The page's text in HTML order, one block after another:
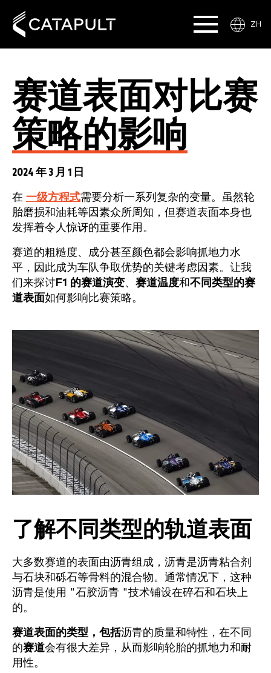
ZH
赛道表面对比赛
策略的影响
2024 年 3 月 1 日
在 一级方程式需要分析一系列复杂的变量。虽然轮
胎磨损和油耗等因素众所周知，但赛道表面本身也
发挥着令人惊讶的重要作用。
赛道的粗糙度、成分甚至颜色都会影响抓地力水
平，因此成为车队争取优势的关键考虑因素。让我
们来探讨F1 的赛道演变、 赛道温度和不同类型的赛
道表面如何影响比赛策略。
了解不同类型的轨道表面
大多数赛道的表面由沥青组成，沥青是沥青粘合剂
与石块和砾石等骨料的混合物。通常情况下，这种
沥青是使用 "石胶沥青 "技术铺设在碎石和石块上
的。
赛道表面的类型，包括沥青的质量和特性，在不同
的赛道会有很大差异，从而影响轮胎的抓地力和耐
用性。